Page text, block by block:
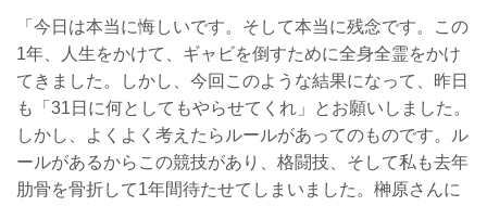
「今日は本当に悔しいです。そして本当に残念です。この
1年、人生をかけて、ギャビを倒すために全身全霊をかけ
てきました。しかし、今回このような結果になって、昨日
も「31日に何としてもやらせてくれ」とお願いしました。
しかし、よくよく考えたらルールがあってのものです。ル
ールがあるからこの競技があり、格闘技、そして私も去年
肋骨を骨折して1年間待たせてしまいました。榊原さんに